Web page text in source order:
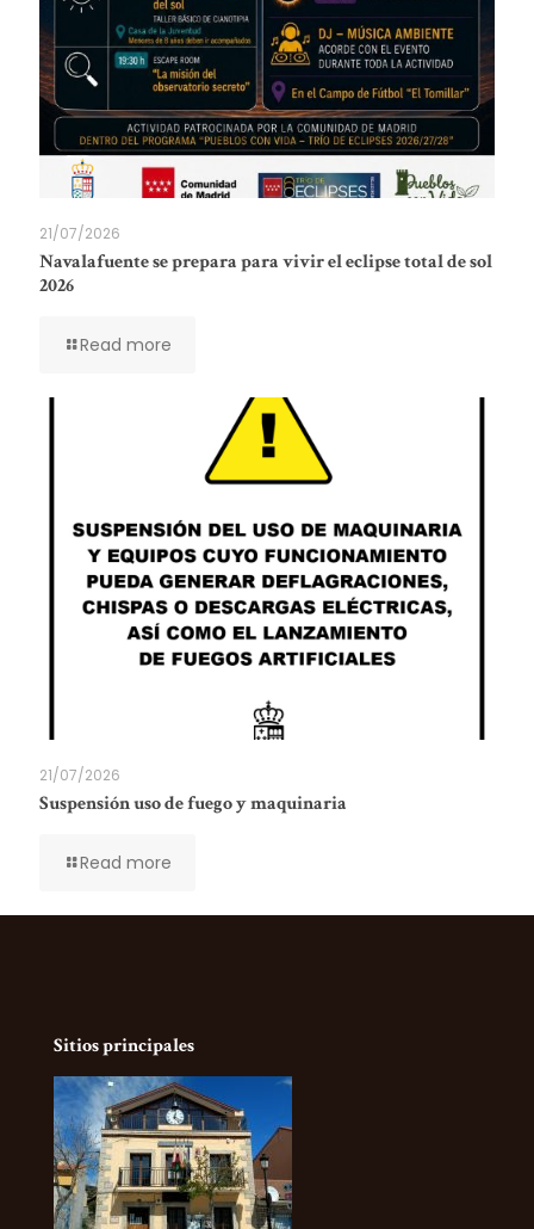
21/07/2026
Navalafuente se prepara para vivir el eclipse total de sol
2026
Read more
21/07/2026
Suspensión uso de fuego y maquinaria
Read more
Sitios principales